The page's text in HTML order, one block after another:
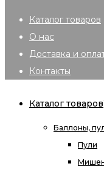
Каталог товаров
О нас
Доставка и
Контакты
Каталог товаров
Баллоны,
Пули